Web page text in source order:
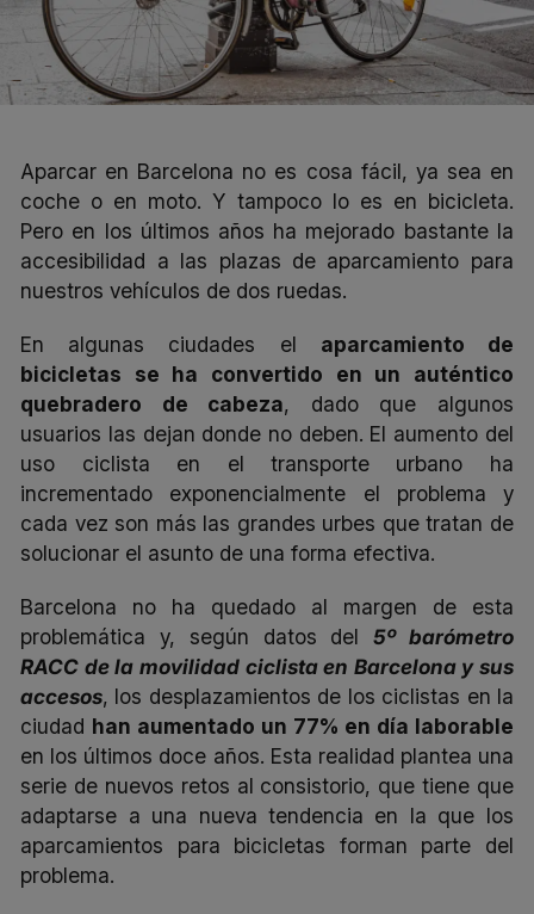
Aparcar en Barcelona no es cosa fácil, ya sea en
coche o en moto. Y tampoco lo es en bicicleta.
Pero en los últimos años ha mejorado bastante la
accesibilidad a las plazas de aparcamiento para
nuestros vehículos de dos ruedas.
En algunas ciudades el aparcamiento de
bicicletas se ha convertido en un auténtico
quebradero de cabeza, dado que algunos
usuarios las dejan donde no deben. El aumento del
uso ciclista en el transporte urbano ha
incrementado exponencialmente el problema y
cada vez son más las grandes urbes que tratan de
solucionar el asunto de una forma efectiva.
Barcelona no ha quedado al margen de esta
problemática y, según datos del5º barómetro
RACC de la movilidad ciclista en Barcelona y sus
accesos, los desplazamientos de los ciclistas en la
ciudad han aumentado un 77% en día laborable
en los últimos doce años. Esta realidad plantea una
serie de nuevos retos al consistorio, que tiene que
adaptarse a una nueva tendencia en la que los
aparcamientos para bicicletas forman parte del
problema.